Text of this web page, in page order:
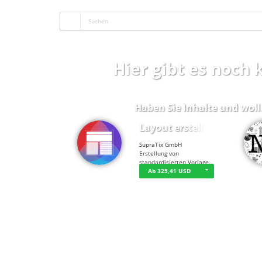
Hier gibt es
Haben Sie Inhalte und
Layout erstellen
SupraTix GmbH
Erstellung von
standardisierten Vorlage…
Ab 325,41 USD